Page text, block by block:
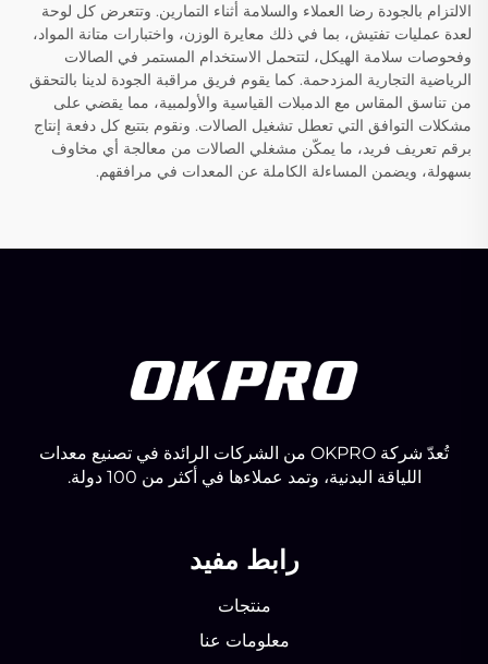
الالتزام بالجودة رضا العملاء والسلامة أثناء التمارين. وتتعرض كل لوحة
لعدة عمليات تفتيش، بما في ذلك معايرة الوزن، واختبارات متانة المواد،
وفحوصات سلامة الهيكل، لتتحمل الاستخدام المستمر في الصالات
الرياضية التجارية المزدحمة. كما يقوم فريق مراقبة الجودة لدينا بالتحقق
من تناسق المقاس مع الدمبلات القياسية والأولمبية، مما يقضي على
مشكلات التوافق التي تعطل تشغيل الصالات. ونقوم بتتبع كل دفعة إنتاج
برقم تعريف فريد، ما يمكّن مشغلي الصالات من معالجة أي مخاوف
بسهولة، ويضمن المساءلة الكاملة عن المعدات في مرافقهم.
تُعدّ شركة OKPRO من الشركات الرائدة في تصنيع معدات
اللياقة البدنية، وتمد عملاءها في أكثر من 100 دولة.
رابط مفيد
منتجات
معلومات عنا